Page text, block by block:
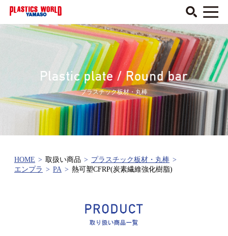
プラスチック板材・丸棒
HOME > 取扱い商品 > プラスチック板材・丸棒 >
エンプラ > PA > 熱可塑CFRP(炭素繊維強化樹脂)